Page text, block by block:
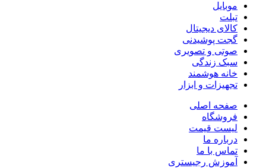
موبایل
تبلت
کالای دیجیتال
گجت پوشیدنی
صوتی و تصویری
سبک زندگی
خانه هوشمند
تجهیزات و ابزار
صفحه اصلی
فروشگاه
لیست قیمت
درباره ما
تماس با ما
آموزش رجیستری